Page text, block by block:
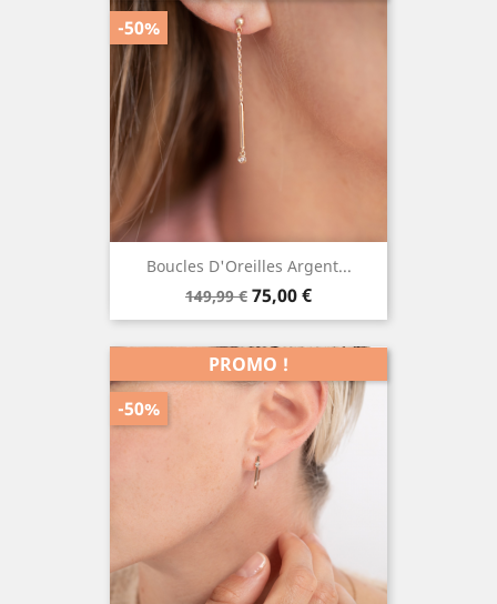
Boucles D'Oreilles Argent...
Prix
de
149,99 € Prix
75,00 €
-50%
PROMO !
-50%